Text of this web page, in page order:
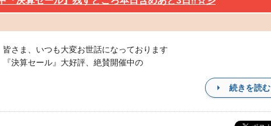
皆さま、いつも大変お世話になっております
『決算セール』大好評、絶賛開催中の
続きを読む